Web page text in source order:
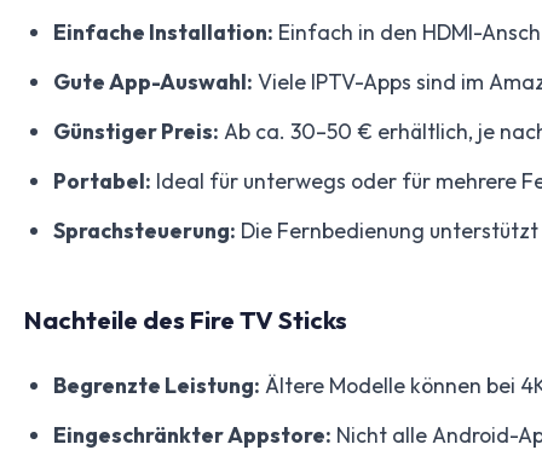
Einfache Installation: Einfach in den HDMI-
Gute App-Auswahl: Viele IPTV-Apps sind im
Günstiger Preis: Ab ca. 30–50 € erhältlich, je
Portabel: Ideal für unterwegs oder für mehrere
Sprachsteuerung: Die Fernbedienung
Nachteile des Fire TV Sticks
Begrenzte Leistung: Ältere Modelle können bei
Eingeschränkter Appstore: Nicht alle Android-